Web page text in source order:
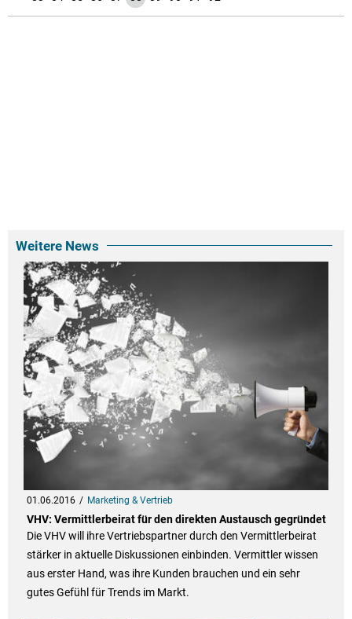
Weitere News
01.06.2016 Marketing & Vertrieb
VHV: Vermittlerbeirat für den direkten Austausch gegründet
Die VHV will ihre Vertriebspartner durch den Vermittlerbeirat
stärker in aktuelle Diskussionen einbinden. Vermittler wissen
aus erster Hand, was ihre Kunden brauchen und ein sehr
gutes Gefühl für Trends im Markt.